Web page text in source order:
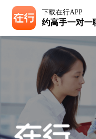
下载在行APP
约高手一对一